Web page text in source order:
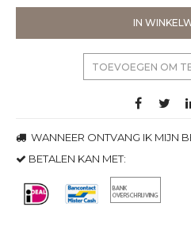
IN
TOEVOEGEN OM
WANNEER ONTVANG IK MIJN
BETALEN KAN MET: